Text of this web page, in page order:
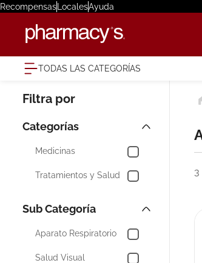
RecompensasLocalesAyuda
TODAS LAS CATEGORÍAS
Medicinas
Tratamientos y Salud
Aparato Respiratorio
Salud Visual
3